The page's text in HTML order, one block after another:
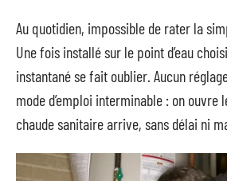
Au quotidien, impossible de rater la
Une fois installé sur le point d’eau
instantané se fait oublier. Aucun
mode d’emploi interminable : on ouvre
chaude sanitaire arrive, sans délai ni